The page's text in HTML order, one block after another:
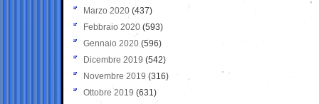
Marzo 2020 (437)
Febbraio 2020 (593)
Gennaio 2020 (596)
Dicembre 2019 (542)
Novembre 2019 (316)
Ottobre 2019 (631)